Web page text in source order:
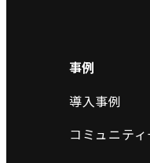
事例
導入事例
コミュニテ